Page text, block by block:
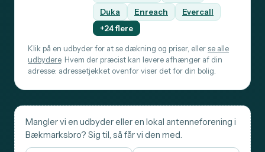
Duka
Enreach
Evercall
+24 flere
Klik på en udbyder for at se dækning og priser, eller se alle
udbydere. Hvem der præcist kan levere afhænger af din
adresse: adressetjekket ovenfor viser det for din bolig.
Mangler vi en udbyder eller en lokal antenneforening i
Bækmarksbro? Sig til, så får vi den med.